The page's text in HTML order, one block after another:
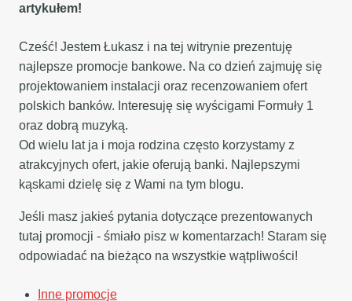
artykułem!
Cześć! Jestem Łukasz i na tej witrynie prezentuję
najlepsze promocje bankowe. Na co dzień zajmuję się
projektowaniem instalacji oraz recenzowaniem ofert
polskich banków. Interesuję się wyścigami Formuły 1
oraz dobrą muzyką.
Od wielu lat ja i moja rodzina często korzystamy z
atrakcyjnych ofert, jakie oferują banki. Najlepszymi
kąskami dzielę się z Wami na tym blogu.
Jeśli masz jakieś pytania dotyczące prezentowanych
tutaj promocji - śmiało pisz w komentarzach! Staram się
odpowiadać na bieżąco na wszystkie wątpliwości!
Inne promocje